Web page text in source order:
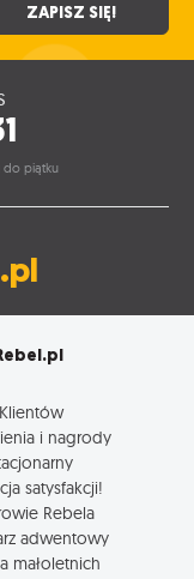
ZAPISZ SIĘ!
do piątku
i nagrody
satysfakcji!
Rebela
adwentowy
małoletnich